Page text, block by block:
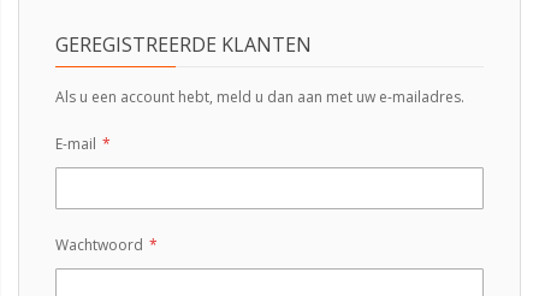
GEREGISTREERDE KLANTEN
Als u een account hebt, meld u dan aan met uw e-mailadres.
E-mail
Wachtwoord